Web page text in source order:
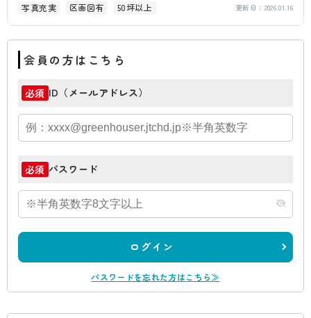
写真充実
区画図有 50坪以上 更新日： 2026.01.16
会員の方はこちら
必須 ID（メールアドレス）
必須 パスワード
ログイン
パスワードを忘れた方はこちら≫